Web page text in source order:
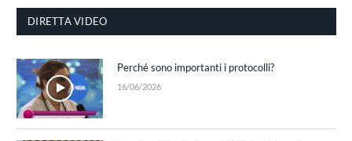
DIRETTA VIDEO
Perché sono importanti i protocolli?
16/06/2026